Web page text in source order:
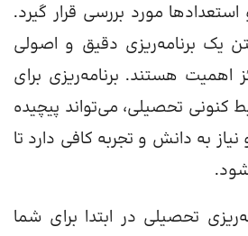
مورد بررسی قرار گیرد.
یک برنامه‌ریزی دقیق و اصولی
اهمیت هستند. برنامه‌ریزی برای
کنونی تحصیلی، می‌تواند پیچیده
به دانش و تجربه کافی دارد تا
تحصیلی در ابتدا برای شما